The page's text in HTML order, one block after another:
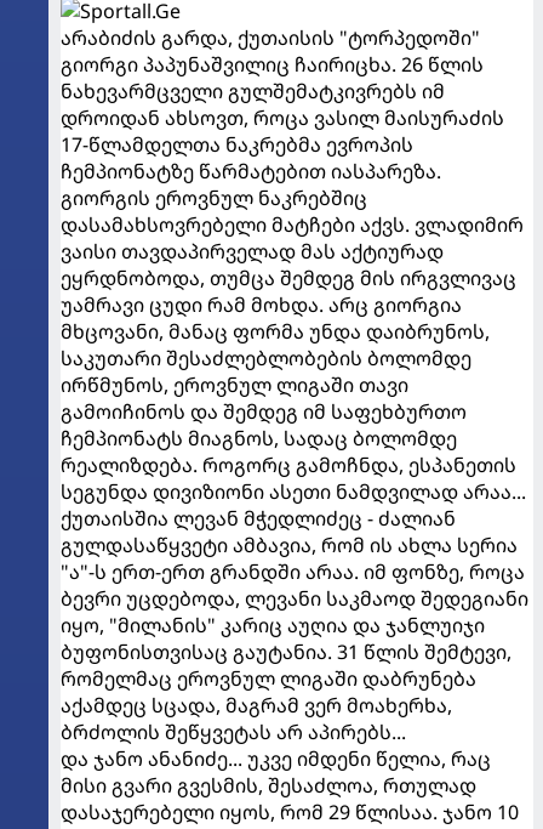
არაბიძის გარდა, ქუთაისის "ტორპედოში"
გიორგი პაპუნაშვილიც ჩაირიცხა. 26 წლის
ნახევარმცველი გულშემატკივრებს იმ
დროიდან ახსოვთ, როცა ვასილ მაისურაძის
17-წლამდელთა ნაკრებმა ევროპის
ჩემპიონატზე წარმატებით იასპარეზა.
გიორგის ეროვნულ ნაკრებშიც
დასამახსოვრებელი მატჩები აქვს. ვლადიმირ
ვაისი თავდაპირველად მას აქტიურად
ეყრდნობოდა, თუმცა შემდეგ მის ირგვლივაც
უამრავი ცუდი რამ მოხდა. არც გიორგია
მხცოვანი, მანაც ფორმა უნდა დაიბრუნოს,
საკუთარი შესაძლებლობების ბოლომდე
ირწმუნოს, ეროვნულ ლიგაში თავი
გამოიჩინოს და შემდეგ იმ საფეხბურთო
ჩემპიონატს მიაგნოს, სადაც ბოლომდე
რეალიზდება. როგორც გამოჩნდა, ესპანეთის
სეგუნდა დივიზიონი ასეთი ნამდვილად არაა...
ქუთაისშია ლევან მჭედლიძეც - ძალიან
გულდასაწყვეტი ამბავია, რომ ის ახლა სერია
"ა"-ს ერთ-ერთ გრანდში არაა. იმ ფონზე, როცა
ბევრი უცდებოდა, ლევანი საკმაოდ შედეგიანი
იყო, "მილანის" კარიც აუღია და ჯანლუიჯი
ბუფონისთვისაც გაუტანია. 31 წლის შემტევი,
რომელმაც ეროვნულ ლიგაში დაბრუნება
აქამდეც სცადა, მაგრამ ვერ მოახერხა,
ბრძოლის შეწყვეტას არ აპირებს...
და ჯანო ანანიძე... უკვე იმდენი წელია, რაც
მისი გვარი გვესმის, შესაძლოა, რთულად
დასაჯერებელი იყოს, რომ 29 წლისაა. ჯანო 10